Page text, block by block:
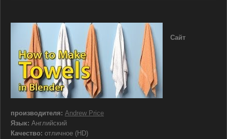
Сайт
производителя: Andrew Price
Язык: Английский
Качество: отличное (HD)